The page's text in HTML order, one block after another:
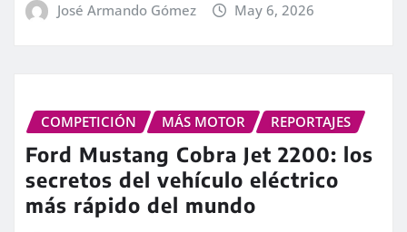
José Armando Gómez May 6, 2026
COMPETICIÓN MÁS MOTOR REPORTAJES
Ford Mustang Cobra Jet 2200: los
secretos del vehículo eléctrico
más rápido del mundo